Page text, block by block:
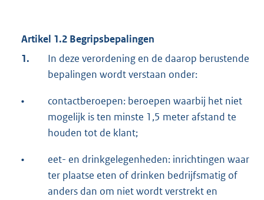
Artikel 1.2 Begripsbepalingen
1.
In deze verordening en de daarop berustende
bepalingen wordt verstaan onder:
•
contactberoepen: beroepen waarbij het niet
mogelijk is ten minste 1,5 meter afstand te
houden tot de klant;
•
eet- en drinkgelegenheden: inrichtingen waar
ter plaatse eten of drinken bedrijfsmatig of
anders dan om niet wordt verstrekt en